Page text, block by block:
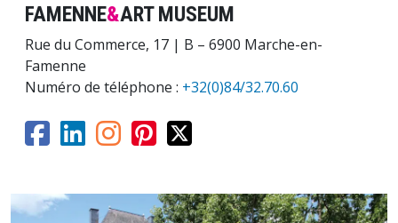
FAMENNE&ART MUSEUM
Rue du Commerce, 17 | B – 6900 Marche-en-
Famenne
Numéro de téléphone : +32(0)84/32.70.60
Image